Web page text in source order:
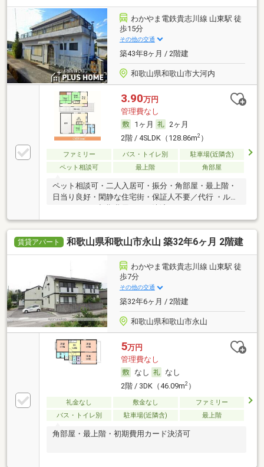
わかやま電鉄貴志川線 山東駅 徒
歩15分
その他の交通
築43年8ヶ月 / 2階建
和歌山県和歌山市大河内
3.90万円
管理費なし
1ヶ月
2ヶ月
2階 / 4SLDK（128.86m2）
ファミリー バス・トイレ別
駐車場(近隣含)
ペット相談可
最上階 角部屋
ペット相談可・二人入居可・振分・角部屋・最上階・
日当り良好・閑静な住宅街・保証人不要／代行 ・ルー
賃貸アパート 和歌山県和歌山市永山 築32年6ヶ月 2階建
わかやま電鉄貴志川線 山東駅 徒
歩7分
その他の交通
築32年6ヶ月 / 2階建
和歌山県和歌山市永山
5万円
管理費なし
なし
なし
2階 / 3DK（46.09m2）
礼金なし 敷金なし
ファミリー
バス・トイレ別
駐車場(近隣含) 最上階
角部屋・最上階・初期費用カード決済可